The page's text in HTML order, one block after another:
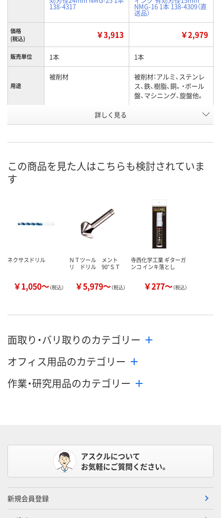
138-4317 NMG-16 1本 138-4309（直
送品）
価格
(税込)
￥3,913 ￥2,979
販売単位 1本 1本
用途
被削材
被削材：アルミ、ステンレ
ス、鉄、樹脂、銅。・ボール
盤、マシニング、旋盤他。
お届け日
カゴへ
詳しく見る
この商品を見た人はこちらも検討されていま
す
ネクサスドリル
￥1,050～（税込）
ＮＴツール メント
リ ドリル 90°ＳＴ
￥5,979～（税込）
寺西化学工業 ギターガ
ンコ インキ落とし
￥277～（税込）
面取り・バリ取りのカテゴリー
オフィス用品のカテゴリー
作業・研究用品のカテゴリー
アスクルについて
お気軽にご質問ください。
新規会員登録